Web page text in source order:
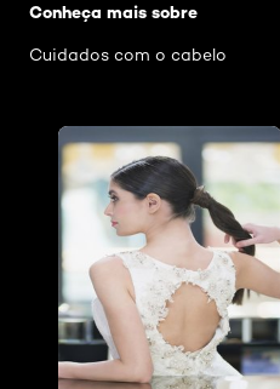
Conheça mais sobre
Cuidados com o cabelo